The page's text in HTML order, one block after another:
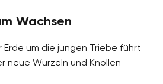
Wachsen
um die jungen Triebe führt
neue Wurzeln und Knollen